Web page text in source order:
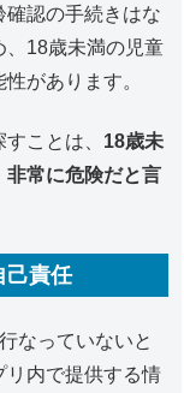
確認の手続きはな
、18歳未満の児童
があります。
ことは、 18歳未
非常に危険だと言
己責任
なっていないと
リ内で提供する情